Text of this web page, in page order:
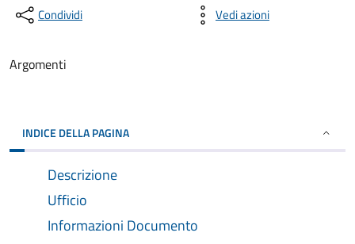
Condividi Vedi azioni
Argomenti
INDICE DELLA PAGINA
Descrizione
Ufficio
Informazioni Documento